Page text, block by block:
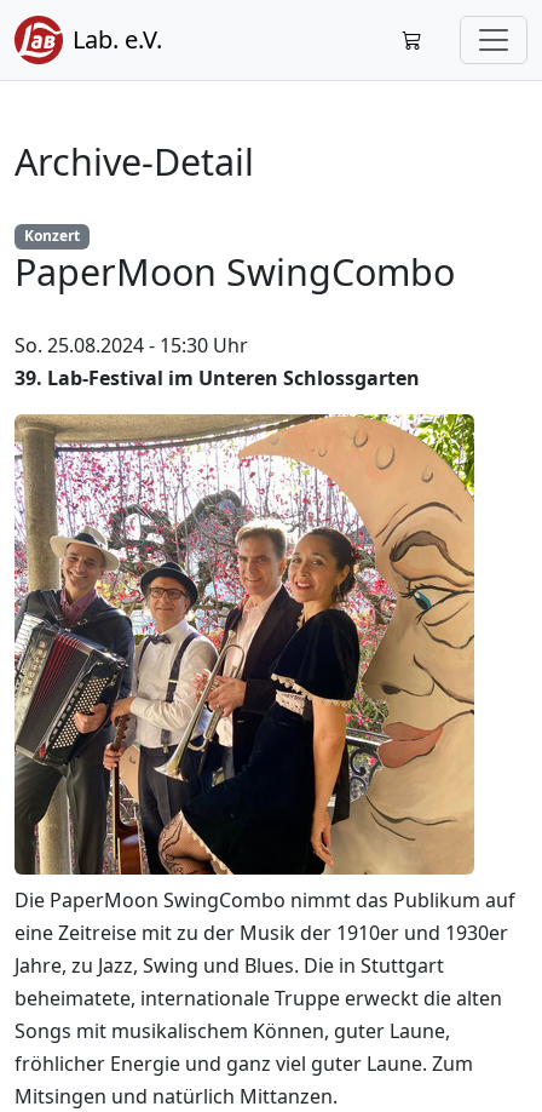
Lab. e.V.
Archive-Detail
Konzert
PaperMoon SwingCombo
So. 25.08.2024 - 15:30 Uhr
39. Lab-Festival im Unteren Schlossgarten
Die PaperMoon SwingCombo nimmt das Publikum auf
eine Zeitreise mit zu der Musik der 1910er und 1930er
Jahre, zu Jazz, Swing und Blues. Die in Stuttgart
beheimatete, internationale Truppe erweckt die alten
Songs mit musikalischem Können, guter Laune,
fröhlicher Energie und ganz viel guter Laune. Zum
Mitsingen und natürlich Mittanzen.